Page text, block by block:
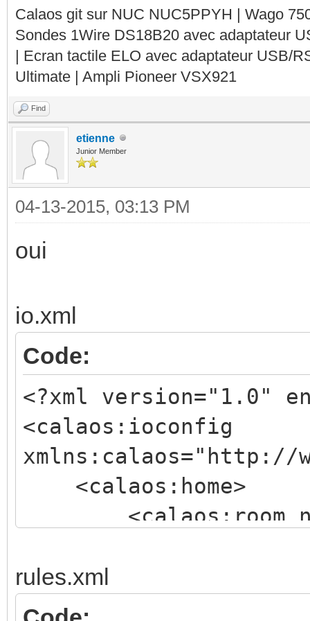
Calaos git sur NUC NUC5PPYH | Wago
Sondes 1Wire DS18B20 avec adaptateur
| Ecran tactile ELO avec adaptateur USB/
Ultimate | Ampli Pioneer VSX921
Find
etienne
Junior Member
04-13-2015, 03:13 PM
oui
io.xml
Code:
<?xml version="1.0"
<calaos:ioconfig
xmlns:calaos="http://
<calaos:home>
<calaos:room
<calaos:input
coeff_b="0"
rules.xml